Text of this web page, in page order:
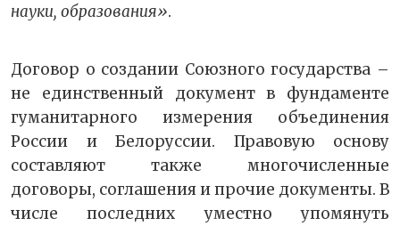
науки, образования».
Договор о создании Союзного государства –
не единственный документ в фундаменте
гуманитарного измерения объединения
России и Белоруссии. Правовую основу
составляют также многочисленные
договоры, соглашения и прочие документы. В
числе последних уместно упомянуть